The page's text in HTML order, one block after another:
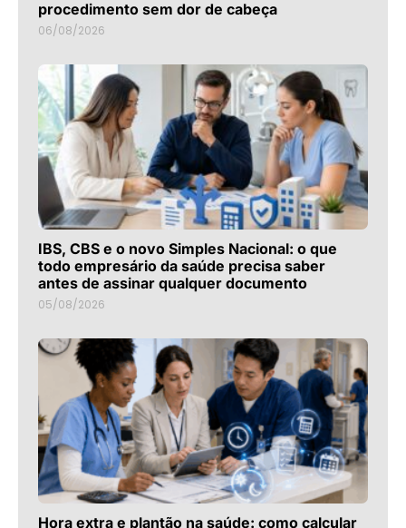
procedimento sem dor de cabeça
06/08/2026
IBS, CBS e o novo Simples Nacional: o que
todo empresário da saúde precisa saber
antes de assinar qualquer documento
05/08/2026
Hora extra e plantão na saúde: como calcular